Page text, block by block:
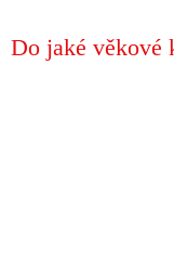
Do jaké věkové